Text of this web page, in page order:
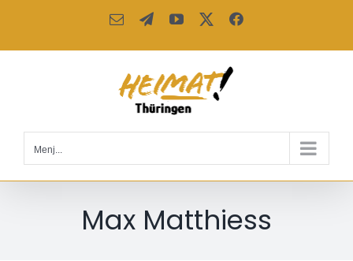
Email:TelegramYouTube Facebook
Menj...
Max Matthiess